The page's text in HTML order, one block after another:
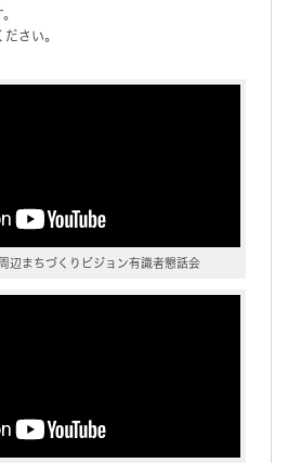
さい。
辺まちづくりビジョン有識者懇話会